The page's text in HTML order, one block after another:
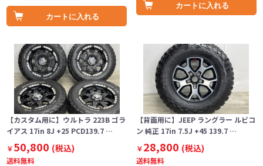
カートに入れる
カートに入れる
【カスタム用に】ウルトラ 223B ゴラ
イアス 17in 8J +25 PCD139.7 …
￥50,800 (税込)
送料無料
【背面用に】JEEP ラングラー ルビコ
ン 純正 17in 7.5J +45 139.7 …
￥28,800 (税込)
送料無料